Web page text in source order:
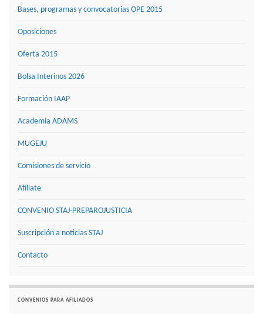
Bases, programas y convocatorias OPE 2015
Oposiciones
Oferta 2015
Bolsa Interinos 2026
Formación IAAP
Academia ADAMS
MUGEJU
Comisiones de servicio
Afíliate
CONVENIO STAJ-PREPAROJUSTICIA
Suscripción a noticias STAJ
Contacto
CONVENIOS PARA AFILIADOS